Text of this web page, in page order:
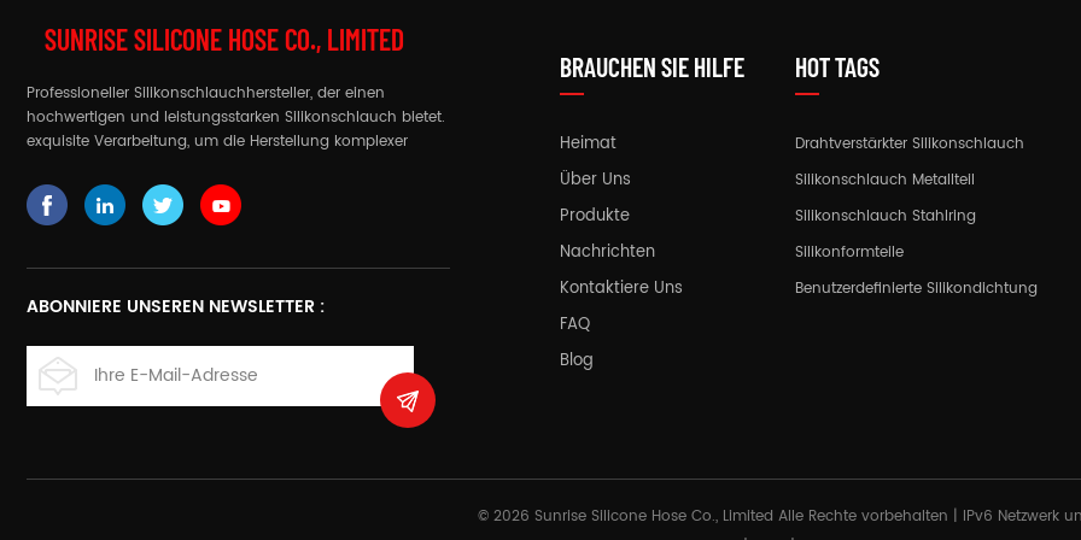
Kohlefaserfür einen bestimmten
Zweck
benutzerdefinierte Artikel werden
um die speziellen Anforderungen
Ihres Projekts zu erfüllen
SUNRISE SILICONE HOSE CO., LIMITED
Professioneller Silikonschlauchhersteller, der einen
hochwertigen und leistungsstarken Silikonschlauch bietet.
exquisite Verarbeitung, um die Herstellung komplexer
ABONNIERE UNSEREN NEWSLETTER :
BRAUCHEN SIE HILFE
Heimat
Über Uns
Produkte
Nachrichten
Kontaktiere Uns
FAQ
Blog
HOT TAGS
Drahtverstärkter Silikonschlauch
Silikonschlauch Metallteil
Silikonschlauch Stahlring
Silikonformteile
Benutzerdefinierte Silikondichtung
© 2026 Sunrise Silicone Hose Co., Limited Alle Rechte vorbehalten | IPv6 Netzwerk